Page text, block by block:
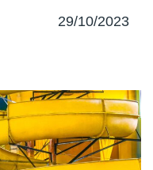
29/10/2023